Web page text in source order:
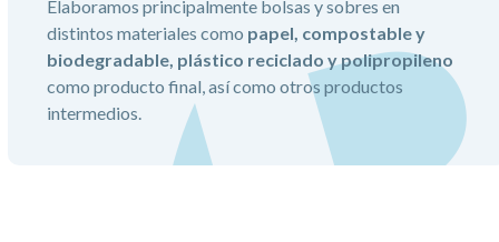
Elaboramos principalmente bolsas y sobres en
distintos materiales como papel, compostable y
biodegradable, plástico reciclado y polipropileno
como producto final, así como otros productos
intermedios.